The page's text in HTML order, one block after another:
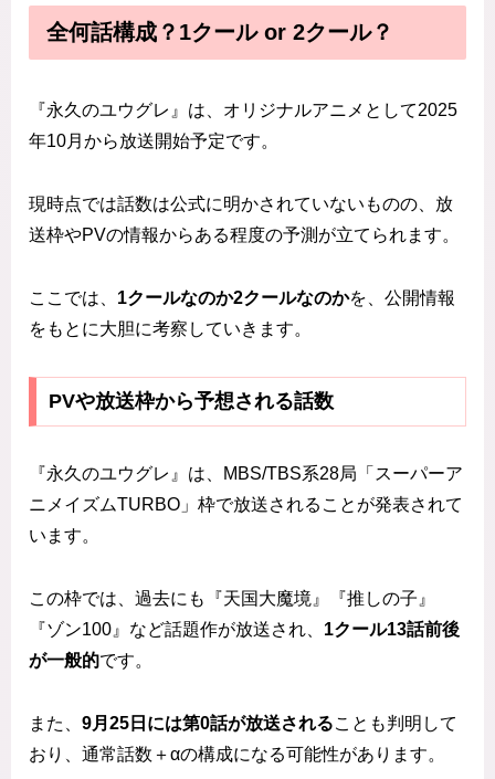
全何話構成？1クール or 2クール？
『永久のユウグレ』は、オリジナルアニメとして2025
年10月から放送開始予定です。
現時点では話数は公式に明かされていないものの、放
送枠やPVの情報からある程度の予測が立てられます。
ここでは、 1クールなのか2クールなのかを、公開情報
をもとに大胆に考察していきます。
PVや放送枠から予想される話数
『永久のユウグレ』は、MBS/TBS系28局「スーパーア
ニメイズムTURBO」枠で放送されることが発表されて
います。
この枠では、過去にも『天国大魔境』『推しの子』
『ゾン100』など話題作が放送され、 1クール13話前後
が一般的です。
また、 9月25日には第0話が放送されることも判明して
おり、通常話数＋αの構成になる可能性があります。